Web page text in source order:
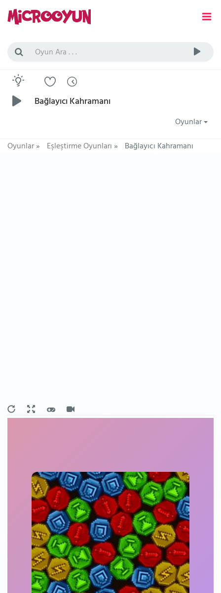
Bağlayıcı Kahramanı
Oyunlar
Oyunlar» Eşleştirme Oyunları» Bağlayıcı Kahramanı